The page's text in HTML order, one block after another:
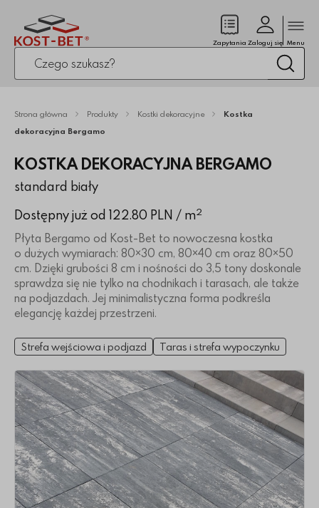
Po kliknięciu przycisku fraza zostanie wyszukana
Zapytania
(pusty)Zaloguj się Menu
Strona główna Produkty Kostki dekoracyjne
Kostka
dekoracyjna Bergamo
KOSTKA DEKORACYJNA BERGAMO
standard biały
Dostępny już od 122.80 PLN / m2
Płyta Bergamo od Kost-Bet to nowoczesna kostka
o dużych wymiarach: 80×30 cm, 80×40 cm oraz 80×50
cm. Dzięki grubości 8 cm i nośności do 3,5 tony doskonale
sprawdza się nie tylko na chodnikach i tarasach, ale także
na podjazdach. Jej minimalistyczna forma podkreśla
elegancję każdej przestrzeni.
Strefa wejściowa i podjazd Taras i strefa wypoczynku